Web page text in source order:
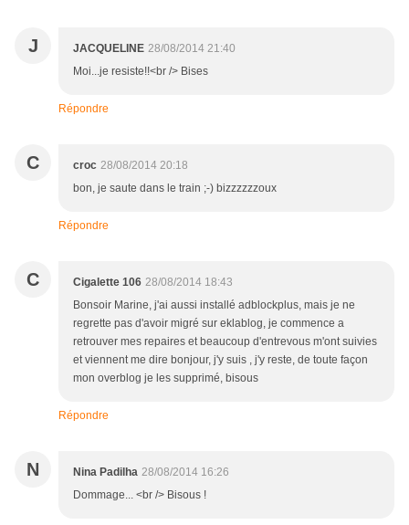
J JACQUELINE 28/08/2014 21:40
Moi...je resiste!!<br /> Bises
Répondre
C croc 28/08/2014 20:18
bon, je saute dans le train ;-) bizzzzzzoux
Répondre
C Cigalette 106 28/08/2014 18:43
Bonsoir Marine, j'ai aussi installé adblockplus, mais je ne
regrette pas d'avoir migré sur eklablog, je commence a
retrouver mes repaires et beaucoup d'entrevous m'ont suivies
et viennent me dire bonjour, j'y suis , j'y reste, de toute façon
mon overblog je les supprimé, bisous
Répondre
N Nina Padilha 28/08/2014 16:26
Dommage... <br /> Bisous !